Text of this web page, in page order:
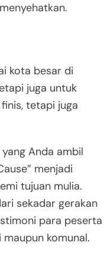
kota besar di
juga untuk
tetapi juga
Anda ambil
menjadi
tujuan mulia.
sekadar gerakan
para peserta
komunal.